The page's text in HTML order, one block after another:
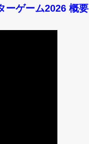
ーゲーム2026 概要